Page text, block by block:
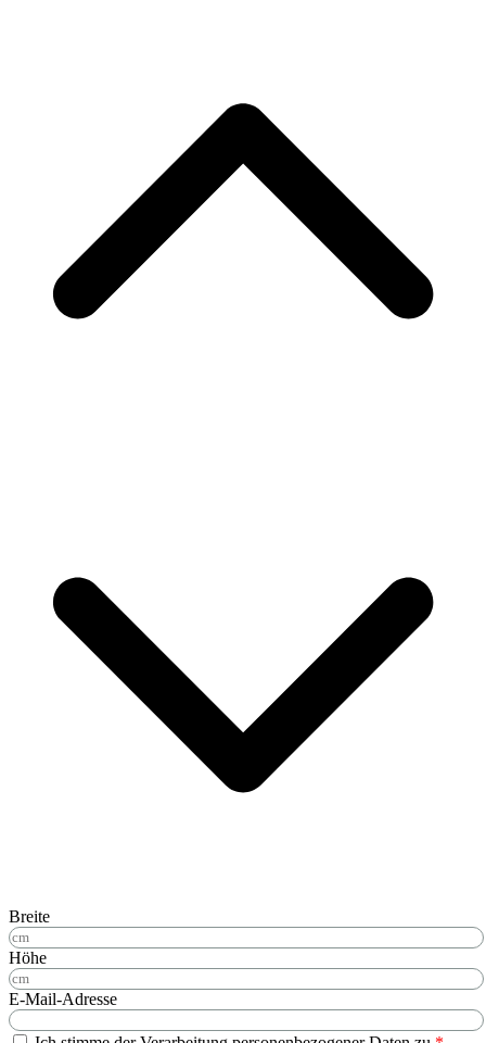
Breite
Höhe
E-Mail-Adresse